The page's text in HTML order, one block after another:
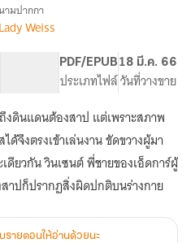
เรื่องSleeping
อาณาจักร
เวทมนตร์
ามปากกา
Lady Weiss
PDF/EPUB
ประเภทไฟล์
18 มี.ค. 66
วันที่วางขาย
ดินแดนต้องสาป แต่เพราะสภาพ
ด้จึงตรงเข้าเล่นงาน ขัดขวางผู้มา
ดียวกัน วินเซนต์ พี่ชายของเอ็ดการ์ผู้
าปก็ปรากฏสิ่งผิดปกติบนร่างกาย
รายตอนให้อ่านด้วยนะ